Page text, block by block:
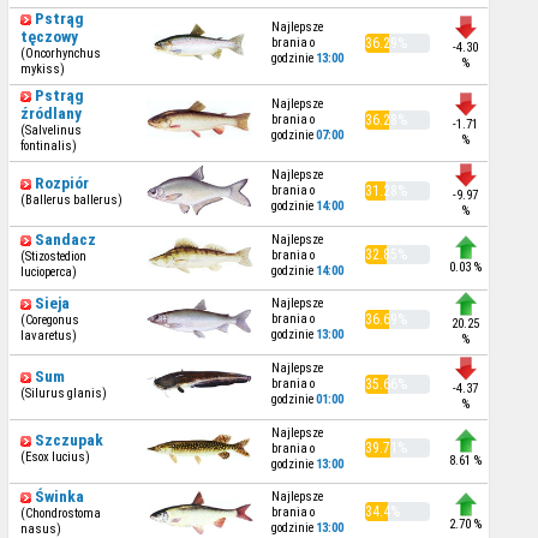
Pstrąg
tęczowy
(Oncorhynchus
mykiss)
Najlepsze
brania o
godzinie 13:00
36.29%
-4.30
%
Pstrąg
źródlany
(Salvelinus
fontinalis)
Najlepsze
brania o
godzinie07:00
36.28%
-1.71
%
Rozpiór
(Ballerus ballerus)
Najlepsze
brania o
godzinie 14:00
31.28%
-9.97
%
Sandacz
(Stizostedion
lucioperca)
Najlepsze
brania o
godzinie 14:00
32.85%
0.03 %
Sieja
(Coregonus
lavaretus)
Najlepsze
brania o
godzinie 13:00
36.69%
20.25
%
Sum
(Silurus glanis)
Najlepsze
brania o
godzinie01:00
35.66%
-4.37
%
Szczupak
(Esox lucius)
Najlepsze
brania o
godzinie 13:00
39.71%
8.61 %
Świnka
(Chondrostoma
nasus)
Najlepsze
brania o
godzinie 13:00
34.4%
2.70 %